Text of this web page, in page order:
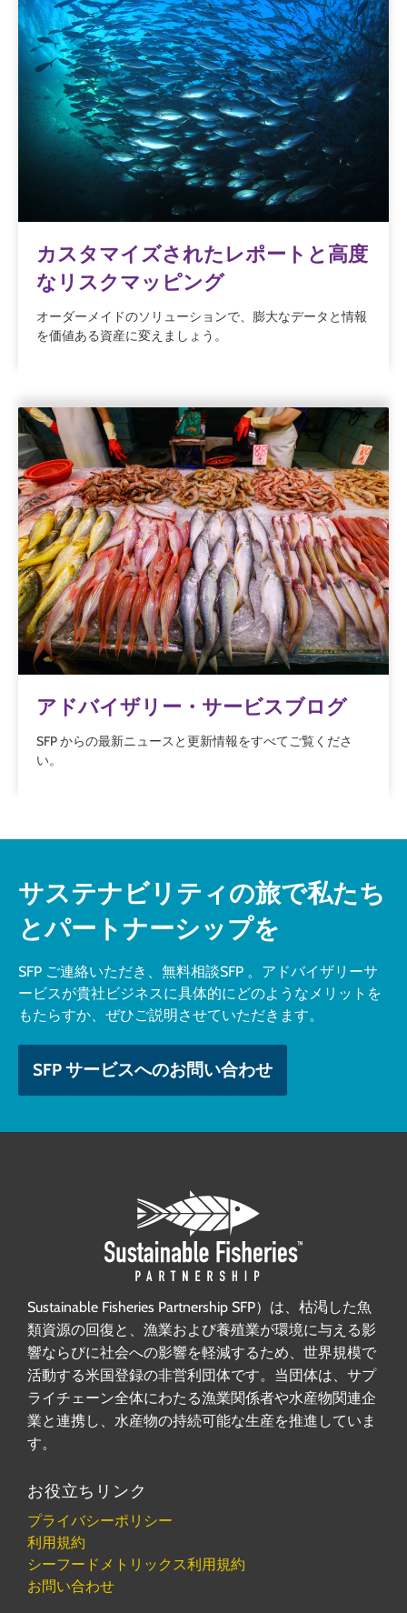
カスタマイズされたレポートと高度
なリスクマッピング
オーダーメイドのソリューションで、膨大なデータと情報
を価値ある資産に変えましょう。
アドバイザリー・サービスブログ
SFP からの最新ニュースと更新情報をすべてご覧くださ
い。
サステナビリティの旅で私たち
とパートナーシップを
SFP ご連絡いただき、無料相談SFP 。アドバイザリーサ
ービスが貴社ビジネスに具体的にどのようなメリットを
もたらすか、ぜひご説明させていただきます。
SFP サービスへのお問い合わせ
Sustainable Fisheries Partnership SFP）は、枯渇した魚
類資源の回復と、漁業および養殖業が環境に与える影
響ならびに社会への影響を軽減するため、世界規模で
活動する米国登録の非営利団体です。当団体は、サプ
ライチェーン全体にわたる漁業関係者や水産物関連企
業と連携し、水産物の持続可能な生産を推進していま
す。
お役立ちリンク
プライバシーポリシー
利用規約
シーフードメトリックス利用規約
お問い合わせ